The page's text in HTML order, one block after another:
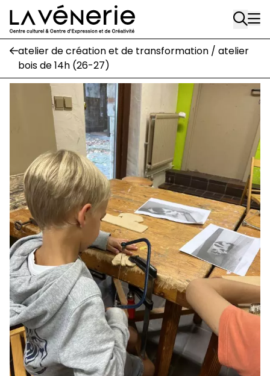
Aller au contenu principal
Écuries
Place Gilson, 3
1170 Watermael-Boitsfort
02 663 85 50
suivez-nous
Journal Vénerie- version papier
Newsletter
A A
atelier de création et de transformation / atelier
bois de 14h (26-27)